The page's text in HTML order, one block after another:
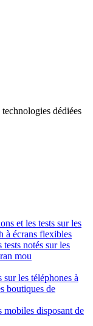
dédiées
et les tests sur les
à écrans flexibles
tests notés sur les
mou
les téléphones à
boutiques de
mobiles disposant de